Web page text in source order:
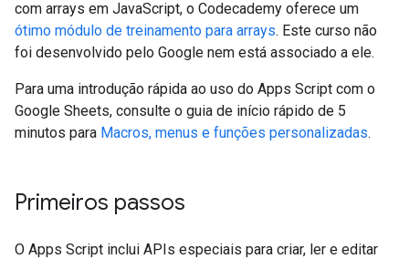
com arrays em JavaScript, o Codecademy oferece um
ótimo módulo de treinamento para arrays. Este curso não
foi desenvolvido pelo Google nem está associado a ele.
Para uma introdução rápida ao uso do Apps Script com o
Google Sheets, consulte o guia de início rápido de 5
minutos para Macros, menus e funções personalizadas.
Primeiros passos
O Apps Script inclui APIs especiais para criar, ler e editar